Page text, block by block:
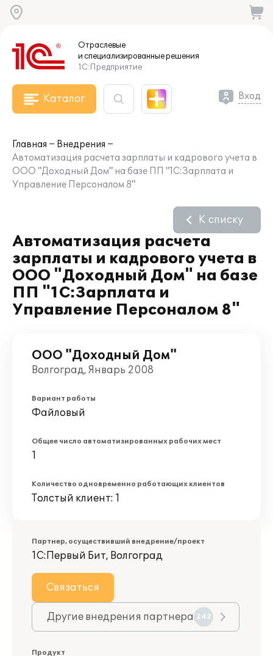
Отраслевые
и специализированныерешения
1С:Предприятие
Каталог Вход
Главная
Внедрения
Автоматизация расчета зарплаты и кадрового учета в
ООО "Доходный Дом" на базе ПП "1С:Зарплата и
Управление Персоналом 8"
Автоматизация расчета
зарплаты и кадрового учета в
ООО "Доходный Дом" на базе
ПП "1С:Зарплата и
Управление Персоналом 8"
К списку
ООО "Доходный Дом"
Волгоград, Январь 2008
Вариант работы
Файловый
Общее число автоматизированных рабочих мест
1
Количество одновременно работающих клиентов
Толстый клиент: 1
Партнер, осуществивший внедрение/проект
1С:Первый Бит, Волгоград
Связаться
Другие внедрения партнера 242
Продукт